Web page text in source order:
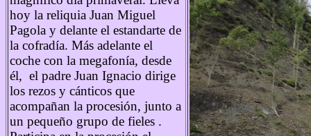
hoy la reliquia Juan Miguel
Pagola y delante el estandarte de
la cofradía. Más adelante el
coche con la megafonía, desde
él, el padre Juan Ignacio dirige
los rezos y cánticos que
acompañan la procesión, junto a
un pequeño grupo de fieles .